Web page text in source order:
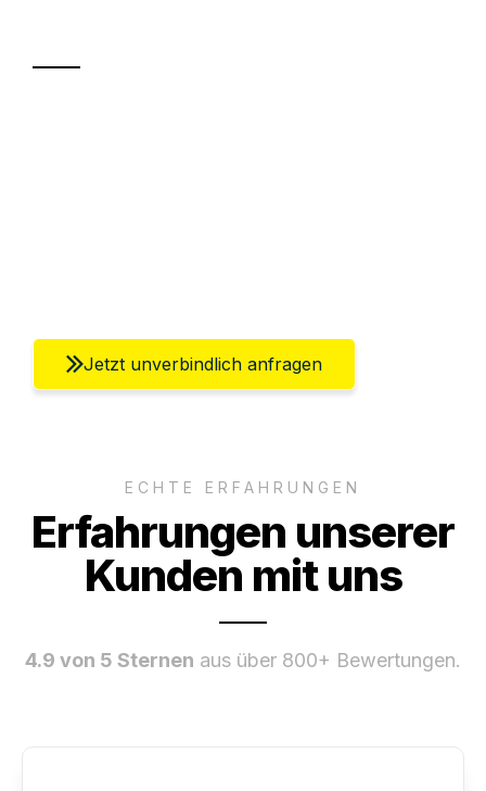
Jetzt unverbindlich anfragen
ECHTE ERFAHRUNGEN
Erfahrungen unserer
Kunden mit uns
4.9 von 5 Sternen aus über 800+ Bewertungen.